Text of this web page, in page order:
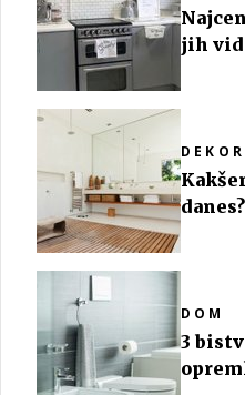
jih
DEKOR
danes?
DOM
3